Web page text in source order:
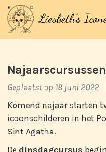
Geplaatst op 18 juni 2022
Komend najaar starten
icoonschilderen in het
Sint Agatha.
De dinsdagcursus